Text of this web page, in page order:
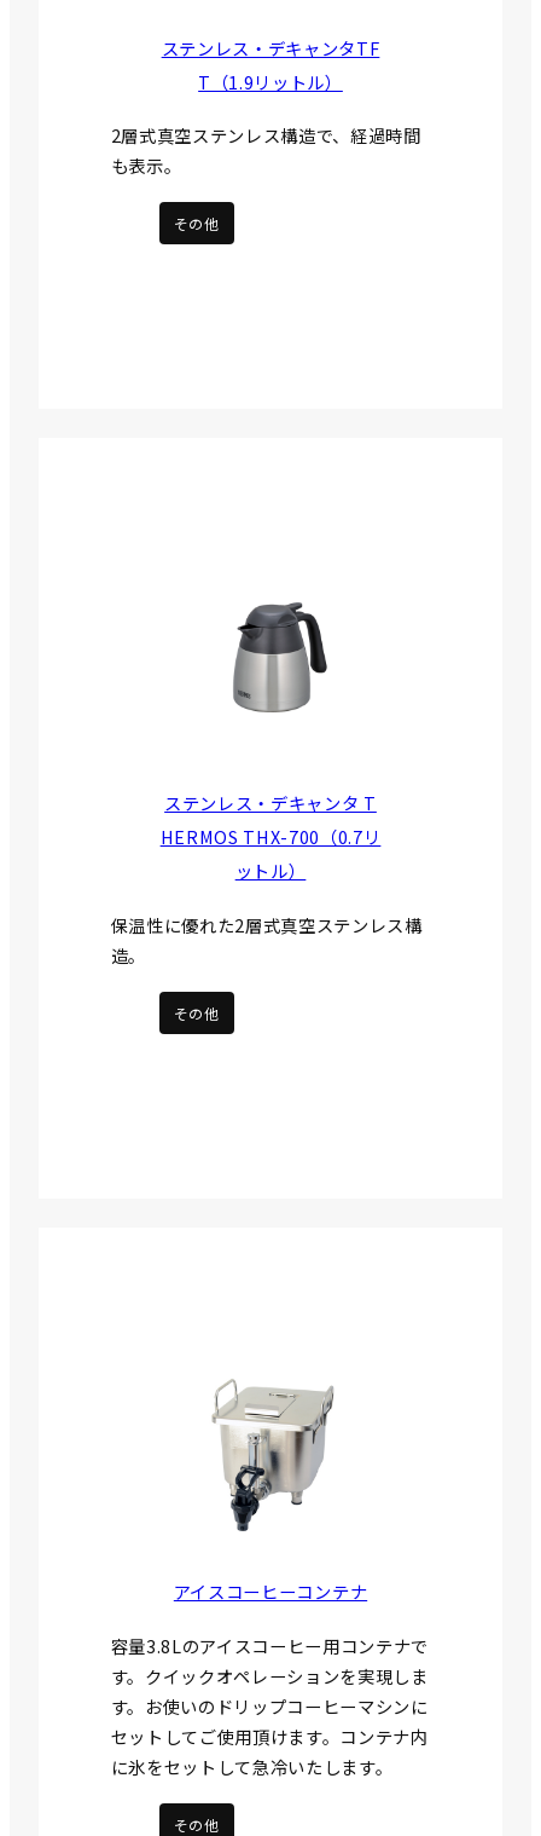
ステンレス・デキャンタTF
T（1.9リットル）
2層式真空ステンレス構造で、経過時間
も表示。
その他
ステンレス・デキャンタ T
HERMOS THX-700（0.7リ
ットル）
保温性に優れた2層式真空ステンレス構
造。
その他
アイスコーヒーコンテナ
容量3.8Lのアイスコーヒー用コンテナで
す。クイックオペレーションを実現しま
す。お使いのドリップコーヒーマシンに
セットしてご使用頂けます。コンテナ内
に氷をセットして急冷いたします。
その他